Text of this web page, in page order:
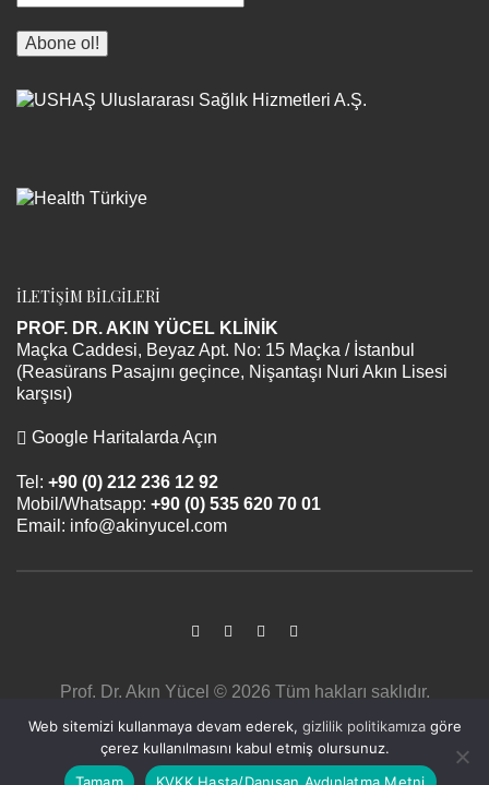
İLETİŞİM BİLGİLERİ
PROF. DR. AKIN YÜCEL KLİNİK
Maçka Caddesi, Beyaz Apt. No: 15 Maçka / İstanbul
(Reasürans Pasajını geçince, Nişantaşı Nuri Akın Lisesi
karşısı)
Google Haritalarda Açın
Tel: +90 (0) 212 236 12 92
Mobil/Whatsapp: +90 (0) 535 620 70 01
Email: info@akinyucel.com
Prof. Dr. Akın Yücel © 2026 Tüm hakları saklıdır.
için mutlaka doktorunuza başvurunuz.
SyberiumTechs
Web sitemizi kullanmaya devam ederek, gizlilik politikamızagöre
çerez kullanılmasını kabul etmiş olursunuz.
Tamam
KVKK Hasta/Danışan Aydınlatma Metni